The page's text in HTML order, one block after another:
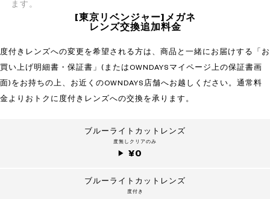
ます。
[東京リベンジャー]メガネ
レンズ交換追加料金
度付きレンズへの変更を希望される方は、商品と一緒にお届けする「お
買い上げ明細書・保証書」(またはOWNDAYSマイページ上の保証書画
面)をお持ちの上、お近くのOWNDAYS店舗へお越しください。通常料
金よりおトクに度付きレンズへの交換を承ります。
ブルーライトカットレンズ
度無しクリアのみ
¥0
ブルーライトカットレンズ
度付き